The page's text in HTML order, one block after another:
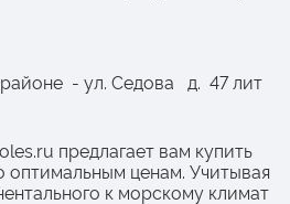
- ул. Седова д. 47 лит
предлагает вам купить
ценам. Учитывая
к морскому климат